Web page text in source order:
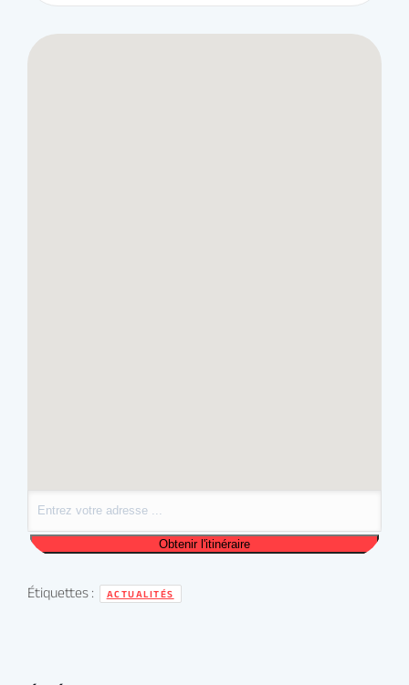
Étiquettes : ACTUALITÉS